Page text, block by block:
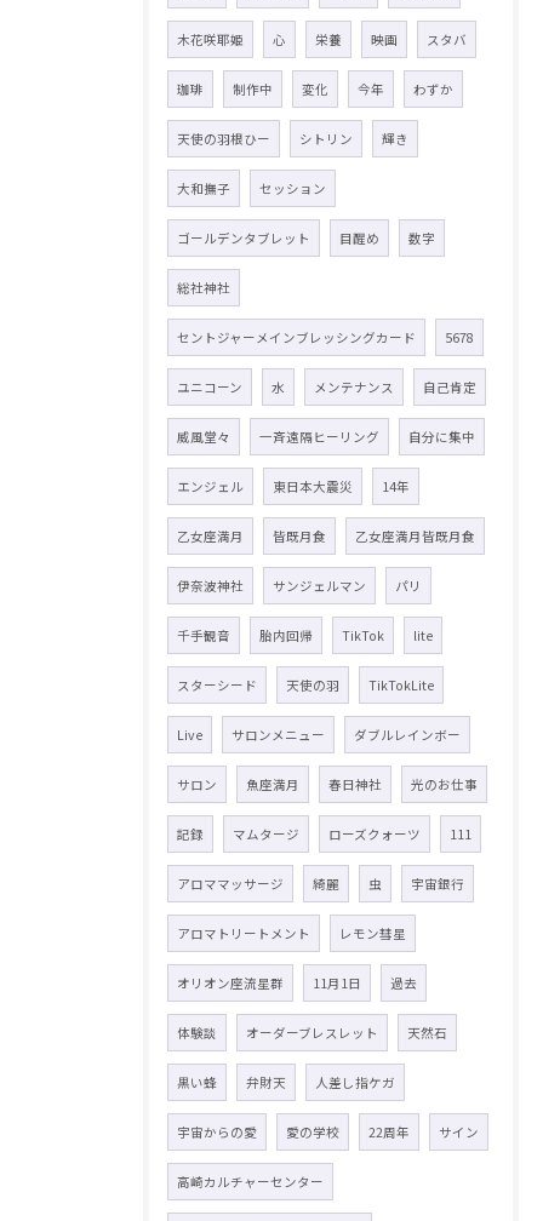
木花咲耶姫 心 栄養 映画 スタバ
珈琲 制作中 変化 今年 わずか
天使の羽根ひー シトリン 輝き
大和撫子 セッション
ゴールデンタブレット 目醒め 数字
総社神社
セントジャーメインブレッシングカード 5678
ユニコーン 水 メンテナンス 自己肯定
威風堂々 一斉遠隔ヒーリング 自分に集中
エンジェル 東日本大震災 14年
乙女座満月 皆既月食 乙女座満月皆既月食
伊奈波神社 サンジェルマン パリ
千手観音 胎内回帰 TikTok lite
スターシード 天使の羽 TikTokLite
Live サロンメニュー ダブルレインボー
サロン 魚座満月 春日神社 光のお仕事
記録 マムタージ ローズクォーツ 111
アロママッサージ 綺麗 虫 宇宙銀行
アロマトリートメント レモン彗星
オリオン座流星群 11月1日 過去
体験談 オーダーブレスレット 天然石
黒い蜂 弁財天 人差し指ケガ
宇宙からの愛 愛の学校 22周年 サイン
高崎カルチャーセンター